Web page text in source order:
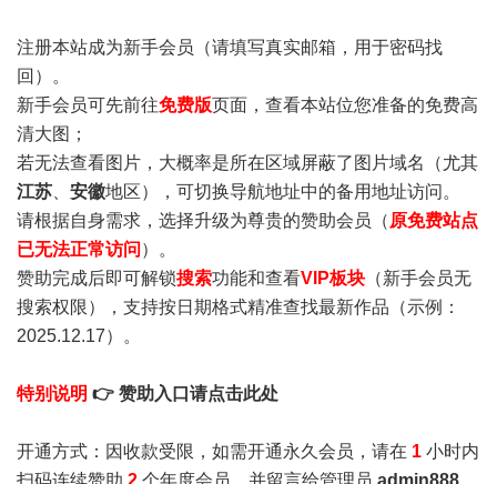
注册本站成为新手会员 （请填写真实邮箱，用于密码找
回）。
新手会员可先前往免费版页面，查看本站位您准备的免费高
清大图；
若无法查看图片，大概率是所在区域屏蔽了图片域名（尤其
江苏
安徽地区），可切换导航地址中的备用地址访问。
请根据自身需求，选择升级为尊贵的赞助会员（ 原免费站点
已无法正常访问 ）。
赞助完成后即可解锁搜索功能和查看VIP板块 （新手会员无
搜索权限），支持按日期格式精准查找最新作品（示例：
2025.12.17）。
特别说明 👉 赞助入口请点击此处
开通方式：因收款受限，如需开通永久会员，请在 1 小时内
扫码连续赞助 2 个年度会员，并留言给管理员 admin888